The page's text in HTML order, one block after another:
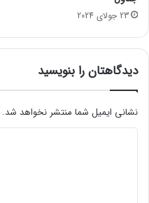
23 جولای 2024
دیدگاهتان را بنویسید
نشانی ایمیل شما منتشر نخواهد شد.